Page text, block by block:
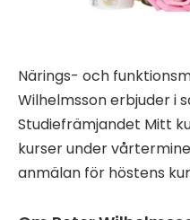
Närings- och
Wilhelmsson erbjuder i
Studiefrämjandet Mitt
kurser under
anmälan för höstens